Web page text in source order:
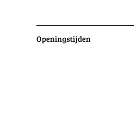
Openingstijden